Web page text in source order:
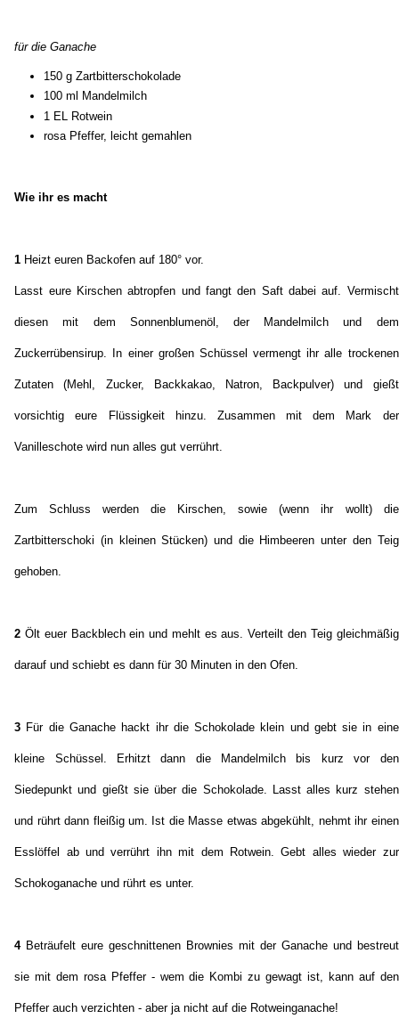
für die Ganache
150 g Zartbitterschokolade
100 ml Mandelmilch
1 EL Rotwein
rosa Pfeffer, leicht gemahlen
Wie ihr es macht
1 Heizt euren Backofen auf 180° vor.
Lasst eure Kirschen abtropfen und fangt den Saft dabei auf. Vermischt
diesen mit dem Sonnenblumenöl, der Mandelmilch und dem
Zuckerrübensirup. In einer großen Schüssel vermengt ihr alle trockenen
Zutaten (Mehl, Zucker, Backkakao, Natron, Backpulver) und gießt
vorsichtig eure Flüssigkeit hinzu. Zusammen mit dem Mark der
Vanilleschote wird nun alles gut verrührt.
Zum Schluss werden die Kirschen, sowie (wenn ihr wollt) die
Zartbitterschoki (in kleinen Stücken) und die Himbeeren unter den Teig
gehoben.
2 Ölt euer Backblech ein und mehlt es aus. Verteilt den Teig gleichmäßig
darauf und schiebt es dann für 30 Minuten in den Ofen.
3 Für die Ganache hackt ihr die Schokolade klein und gebt sie in eine
kleine Schüssel. Erhitzt dann die Mandelmilch bis kurz vor den
Siedepunkt und gießt sie über die Schokolade. Lasst alles kurz stehen
und rührt dann fleißig um. Ist die Masse etwas abgekühlt, nehmt ihr einen
Esslöffel ab und verrührt ihn mit dem Rotwein. Gebt alles wieder zur
Schokoganache und rührt es unter.
4Beträufelt eure geschnittenen Brownies mit der Ganache und bestreut
sie mit dem rosa Pfeffer - wem die Kombi zu gewagt ist, kann auf den
Pfeffer auch verzichten - aber ja nicht auf die Rotweinganache!